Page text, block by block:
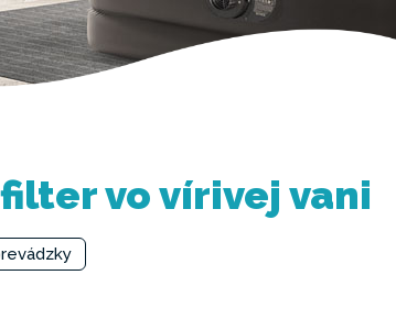
vo vírivej vani